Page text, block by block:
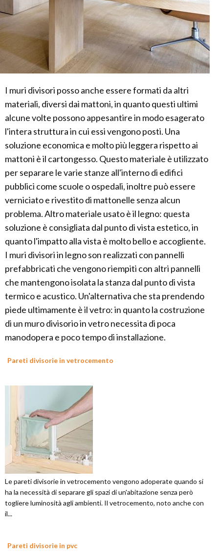
I muri divisori posso anche essere formati da altri
materiali, diversi dai mattoni, in quanto questi ultimi
alcune volte possono appesantire in modo esagerato
l'intera struttura in cui essi vengono posti. Una
soluzione economica e molto più leggera rispetto ai
mattoni è il cartongesso. Questo materiale è utilizzato
per separare le varie stanze all'interno di edifici
pubblici come scuole o ospedali, inoltre può essere
verniciato e rivestito di mattonelle senza alcun
problema. Altro materiale usato è il legno: questa
soluzione è consigliata dal punto di vista estetico, in
quanto l'impatto alla vista è molto bello e accogliente.
I muri divisori in legno son realizzati con pannelli
prefabbricati che vengono riempiti con altri pannelli
che mantengono isolata la stanza dal punto di vista
termico e acustico. Un'alternativa che sta prendendo
piede ultimamente è il vetro: in quanto la costruzione
di un muro divisorio in vetro necessita di poca
manodopera e poco tempo di installazione.
Pareti divisorie in vetrocemento
Le pareti divisorie in vetrocemento vengono adoperate quando si
ha la necessità di separare gli spazi di un'abitazione senza però
togliere luminosità agli ambienti. Il vetrocemento, noto anche con
il...
Pareti divisorie in pvc